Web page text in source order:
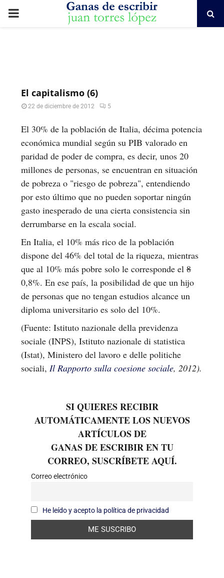
PRIMARY
El capitalismo (6)
22 de diciembre de 2012 5
El 30% de la población de Italia, décima potencia
económica mundial según su PIB valorado en
paridad de poder de compra, es decir, unos 20
millones de personas, se encuentran en situación
de pobreza o "riesgo de pobreza", entendiendo
por esto último que no pueden soportar ningún
gasto inesperado de una cierta consistencia sin
derrumbarse en la escala social.
En Italia, el 10% más rico de la población
dispone del 46% del total de la riqueza, mientras
que al 10% más pobre solo le corresponde el 8
0,8%. En ese país, la posibilidad de que un hijo
de personas que no tengan estudios alcance un
diploma universitario es solo del 10%.
(Fuente: Istituto nazionale della previdenza
sociale (INPS), Istituto nazionale di statistica
(Istat), Ministero del lavoro e delle politiche
sociali, Il Rapporto sulla coesione sociale, 2012).
SI QUIERES RECIBIR
AUTOMÁTICAMENTE LOS NUEVOS
ARTÍCULOS DE
GANAS DE ESCRIBIR EN TU
CORREO, SUSCRÍBETE AQUÍ.
Correo electrónico
He leído y acepto la política de privacidad